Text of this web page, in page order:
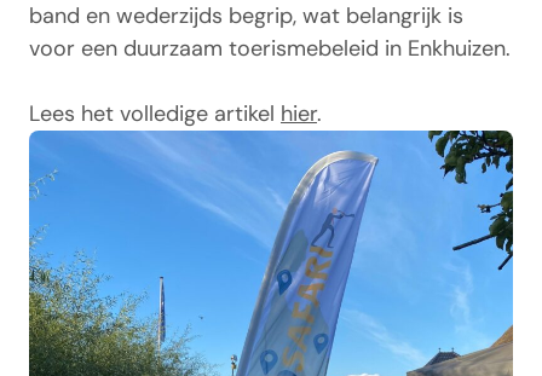
band en wederzijds begrip, wat belangrijk is
voor een duurzaam toerismebeleid in Enkhuizen.
Lees het volledige artikel hier.